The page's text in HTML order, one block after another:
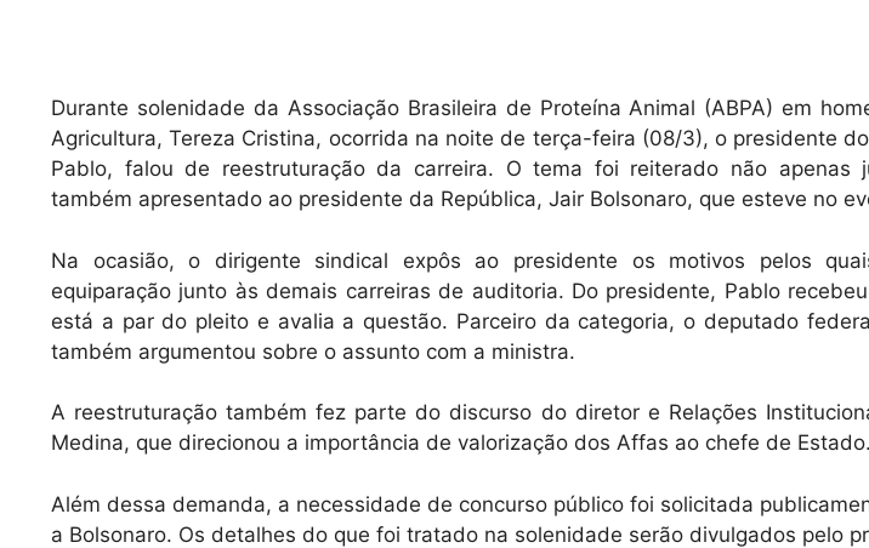
p
p
o
o
k
Durante solenidade da Associação Brasileira de Proteína Animal (ABPA) em
Agricultura, Tereza Cristina, ocorrida na noite de terça-feira (08/3), o presidente
Pablo, falou de reestruturação da carreira. O tema foi reiterado não apenas
também apresentado ao presidente da República, Jair Bolsonaro, que esteve no
Na ocasião, o dirigente sindical expôs ao presidente os motivos pelos
equiparação junto às demais carreiras de auditoria. Do presidente, Pablo
está a par do pleito e avalia a questão. Parceiro da categoria, o deputado
também argumentou sobre o assunto com a ministra.
A reestruturação também fez parte do discurso do diretor e Relações
Medina, que direcionou a importância de valorização dos Affas ao chefe de Estado.
Além dessa demanda, a necessidade de concurso público foi solicitada
a Bolsonaro. Os detalhes do que foi tratado na solenidade serão divulgados pelo